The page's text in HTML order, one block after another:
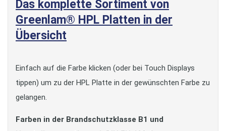
Das komplette Sortiment von
Greenlam® HPL Platten in der
Übersicht
Einfach auf die Farbe klicken (oder bei Touch Displays
tippen) um zu der HPL Platte in der gewünschten Farbe zu
gelangen.
Farben in der Brandschutzklasse B1 und